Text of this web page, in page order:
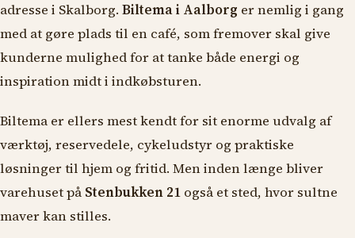
adresse i Skalborg. Biltema i Aalborg er nemlig i gang
med at gøre plads til en café, som fremover skal give
kunderne mulighed for at tanke både energi og
inspiration midt i indkøbsturen.
Biltema er ellers mest kendt for sit enorme udvalg af
værktøj, reservedele, cykeludstyr og praktiske
løsninger til hjem og fritid. Men inden længe bliver
varehuset på Stenbukken 21 også et sted, hvor sultne
maver kan stilles.